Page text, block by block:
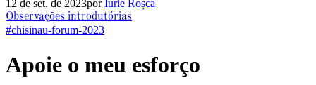
12 de set. de 2023porIurie Roșca
Observações introdutórias
#chisinau-forum-2023
Apoie o meu esforço